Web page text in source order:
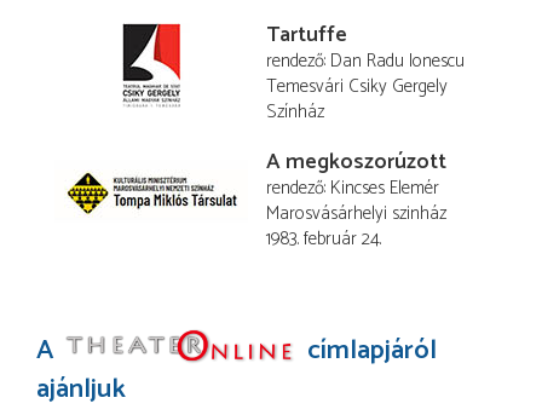
Tartuffe
rendező Dan Radu Ionescu
Temesvári Csiky Gergely
Színház
A megkoszorúzott
rendező Kincses Elemér
Marosvásárhelyi szinház
1983. február 24.
A
címlapjáról
ajánljuk